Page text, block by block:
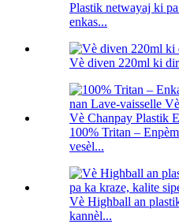
Plastik netwayaj ki
enkas...
Vè diven 220ml ki
100% Tritan –
vesèl...
Vè Highball an
kannèl...